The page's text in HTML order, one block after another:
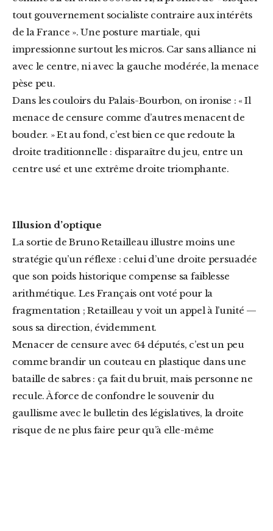
tout gouvernement socialiste contraire aux intérêts
de la France ». Une posture martiale, qui
impressionne surtout les micros. Car sans alliance ni
avec le centre, ni avec la gauche modérée, la menace
pèse peu.
Dans les couloirs du Palais-Bourbon, on ironise : « Il
menace de censure comme d’autres menacent de
bouder. » Et au fond, c’est bien ce que redoute la
droite traditionnelle : disparaître du jeu, entre un
centre usé et une extrême droite triomphante.
Illusion d’optique
La sortie de Bruno Retailleau illustre moins une
stratégie qu’un réflexe : celui d’une droite persuadée
que son poids historique compense sa faiblesse
arithmétique. Les Français ont voté pour la
fragmentation ; Retailleau y voit un appel à l’unité —
sous sa direction, évidemment.
Menacer de censure avec 64 députés, c’est un peu
comme brandir un couteau en plastique dans une
bataille de sabres : ça fait du bruit, mais personne ne
recule. À force de confondre le souvenir du
gaullisme avec le bulletin des législatives, la droite
risque de ne plus faire peur qu’à elle-même